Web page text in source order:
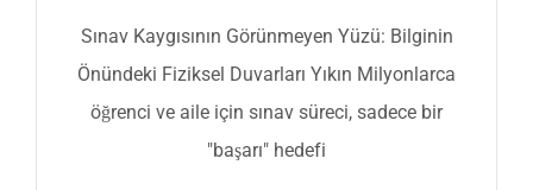
Sınav Kaygısının Görünmeyen Yüzü: Bilginin
Önündeki Fiziksel Duvarları Yıkın Milyonlarca
öğrenci ve aile için sınav süreci, sadece bir
"başarı" hedefi